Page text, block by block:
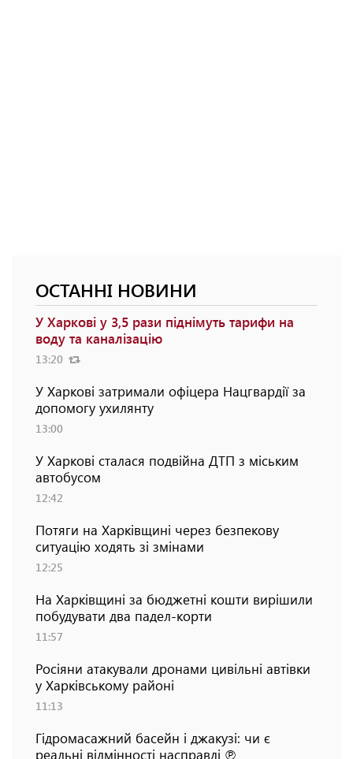
ОСТАННІ НОВИНИ
У Харкові у 3,5 рази піднімуть тарифи на
воду та каналізацію
13:20
У Харкові затримали офіцера Нацгвардії за
допомогу ухилянту
13:00
У Харкові сталася подвійна ДТП з міським
автобусом
12:42
Потяги на Харківщині через безпекову
ситуацію ходять зі змінами
12:25
На Харківщині за бюджетні кошти вирішили
побудувати два падел-корти
11:57
Росіяни атакували дронами цивільні автівки
у Харківському районі
11:13
Гідромасажний басейн і джакузі: чи є
реальні відмінності насправді ℗